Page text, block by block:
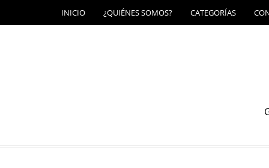
INICIO ¿QUIÉNES SOMOS? CATEGORÍAS